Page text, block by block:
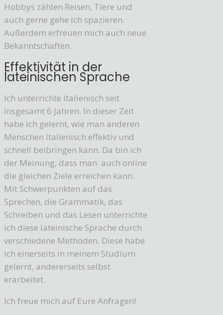
Hobbys zählen Reisen, Tiere und
auch gerne gehe ich spazieren.
Außerdem erfreuen mich auch neue
Bekanntschaften.
Effektivität in der
lateinischen Sprache
Ich unterrichte Italienisch seit
insgesamt 6 Jahren. In dieser Zeit
habe ich gelernt, wie man anderen
Menschen Italienisch effektiv und
schnell beibringen kann. Da bin ich
der Meinung, dass man auch online
die gleichen Ziele erreichen kann.
Mit Schwerpunkten auf das
Sprechen, die Grammatik, das
Schreiben und das Lesen unterrichte
ich diese lateinische Sprache durch
verschiedene Methoden. Diese habe
ich einerseits in meinem Studium
gelernt, andererseits selbst
erarbeitet.
Ich freue mich auf Eure Anfragen!